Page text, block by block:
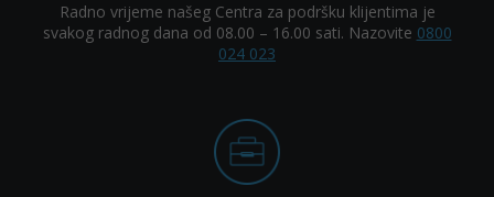
Radno vrijeme našeg Centra za podršku klijentima je
svakog radnog dana od 08.00 – 16.00 sati. Nazovite 0800
024 023